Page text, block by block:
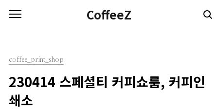
CoffeeZ
coffee_print_shop
230414 스페셜티 커피쇼룸, 커피인
쇄소